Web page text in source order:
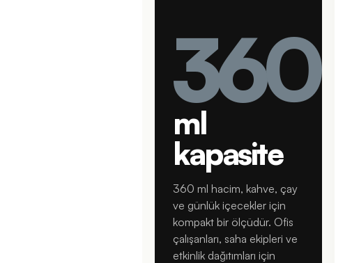
360
ml
kapasite
360 ml hacim, kahve, çay
ve günlük içecekler için
kompakt bir ölçüdür. Ofis
çalışanları, saha ekipleri ve
etkinlik dağıtımları için